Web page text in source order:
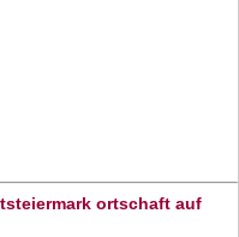
ortschaft auf